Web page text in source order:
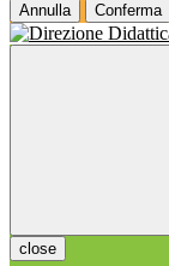
Annulla Conferma
close